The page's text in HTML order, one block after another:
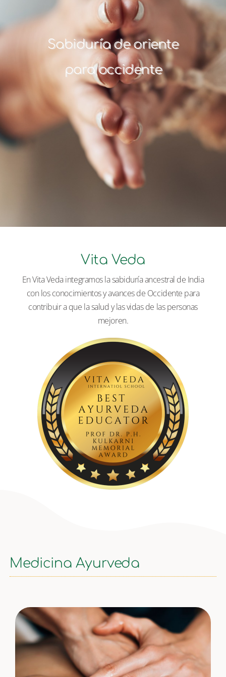
Sabiduría de oriente
para occidente
Vita Veda
En Vita Veda integramos la sabiduría ancestral de India
con los conocimientos y avances de Occidente para
contribuir a que la salud y las vidas de las personas
mejoren.
Medicina Ayurveda